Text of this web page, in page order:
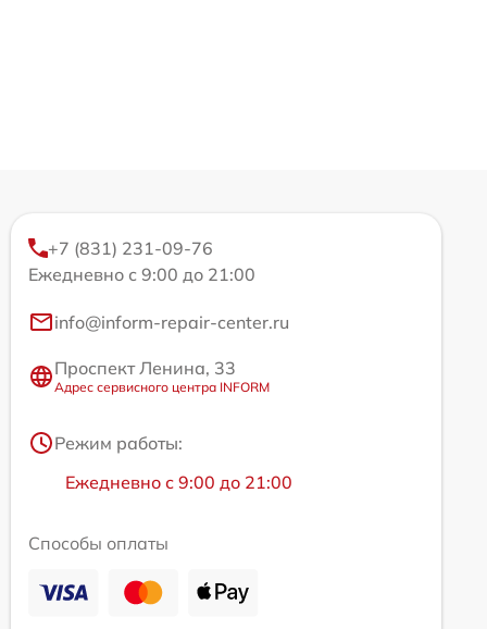
+7 (831) 231-09-76
Ежедневно с 9:00 до 21:00
info@inform-repair-center.ru
Проспект Ленина, 33
Адрес сервисного центра INFORM
Режим работы:
Ежедневно с 9:00 до 21:00
Способы оплаты